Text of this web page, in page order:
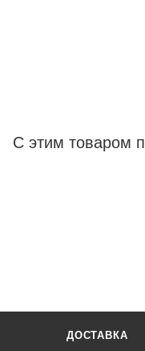
С этим товаром
ДОСТАВКА